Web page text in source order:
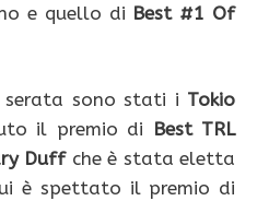
e quello di Best #1 Of
sono stati i Tokio
il premio di Best TRL
Duffche è stata eletta
è spettato il premio di